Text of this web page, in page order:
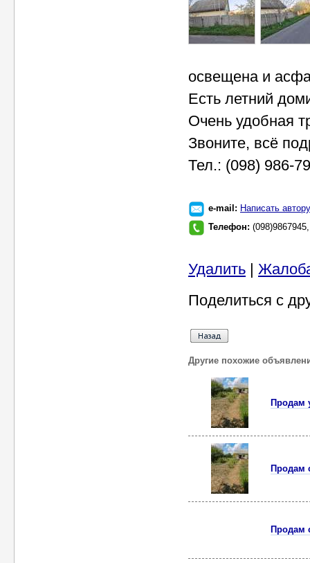
освещена и
Есть летний
Очень удобная
Звоните, всё
Тел.: (098) 986-
e-mail: Написать автору
Телефон:
Удалить |
Поделиться с
Другие похожие
Продам
Продам
Продам